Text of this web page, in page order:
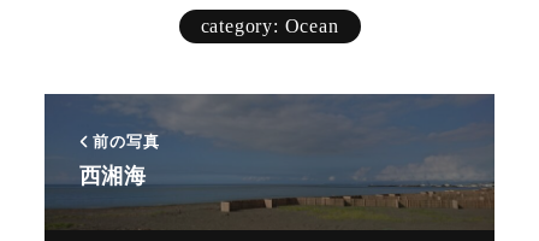
category: Ocean
前の写真
西湘海